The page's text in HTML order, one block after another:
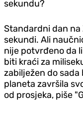
sekundu?
Standardni dan
sekundi. Ali
nije potvrđeno da
biti kraći za
zabilježen do
planeta završila
od prosjeka, piše